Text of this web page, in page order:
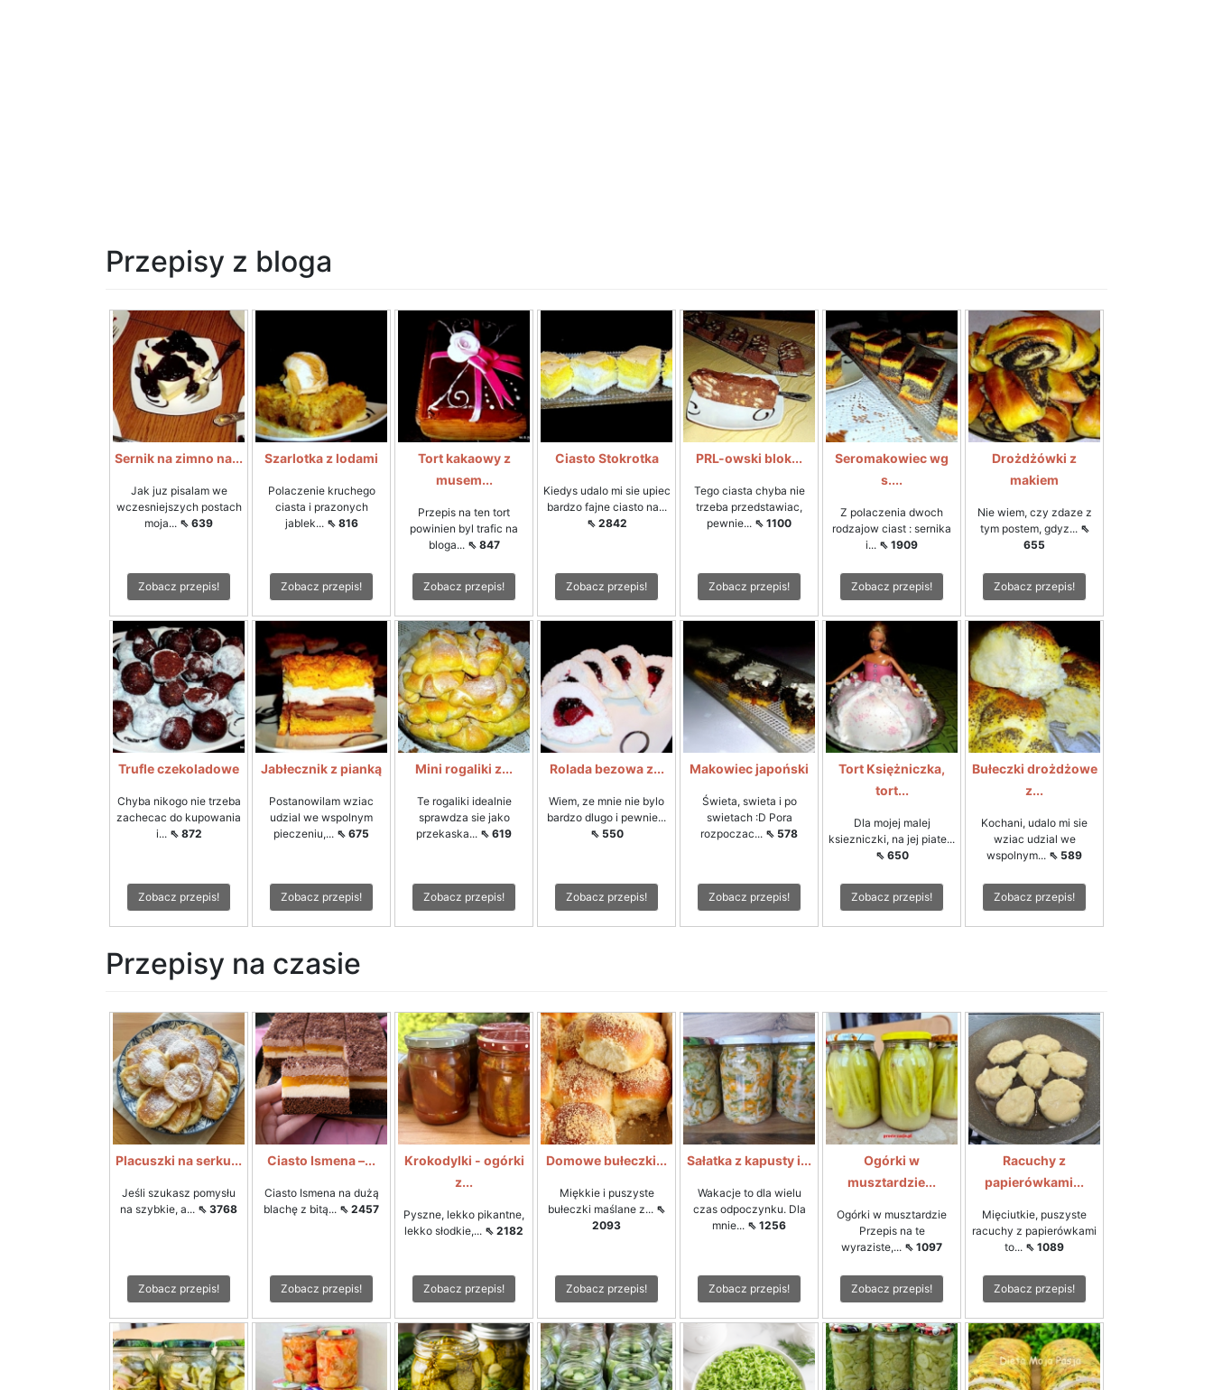
Przepisy z bloga
Sernik na zimno na...
Jak juz pisalam we
wczesniejszych postach
moja... ⇖ 639
Zobacz przepis!
Szarlotka z lodami
Polaczenie kruchego
ciasta i prazonych
jablek... ⇖ 816
Zobacz przepis!
Tort kakaowy z
musem...
Przepis na ten tort
powinien byl trafic na
bloga... ⇖ 847
Zobacz przepis!
Ciasto Stokrotka
Kiedys udalo mi sie upiec
bardzo fajne ciasto na...
⇖ 2842
Zobacz przepis!
PRL-owski blok...
Tego ciasta chyba nie
trzeba przedstawiac,
pewnie... ⇖ 1100
Zobacz przepis!
Seromakowiec wg
s....
Z polaczenia dwoch
rodzajow ciast : sernika
i... ⇖ 1909
Zobacz przepis!
Drożdżówki z
makiem
Nie wiem, czy zdaze z
tym postem, gdyz... ⇖
655
Zobacz przepis!
Trufle czekoladowe
Chyba nikogo nie trzeba
zachecac do kupowania
i... ⇖ 872
Zobacz przepis!
Jabłecznik z pianką
Postanowilam wziac
udzial we wspolnym
pieczeniu,... ⇖ 675
Zobacz przepis!
Mini rogaliki z...
Te rogaliki idealnie
sprawdza sie jako
przekaska... ⇖ 619
Zobacz przepis!
Rolada bezowa z...
Wiem, ze mnie nie bylo
bardzo dlugo i pewnie...
⇖ 550
Zobacz przepis!
Makowiec japoński
Świeta, swieta i po
swietach :D Pora
rozpoczac... ⇖ 578
Zobacz przepis!
Tort Księżniczka,
tort...
Dla mojej malej
ksiezniczki, na jej piate...
⇖ 650
Zobacz przepis!
Bułeczki drożdżowe
z...
Kochani, udalo mi sie
wziac udzial we
wspolnym... ⇖ 589
Zobacz przepis!
Przepisy na czasie
Placuszki na serku...
Jeśli szukasz pomysłu
na szybkie, a... ⇖ 3768
Zobacz przepis!
Ciasto Ismena –...
Ciasto Ismena na dużą
blachę z bitą... ⇖ 2457
Zobacz przepis!
Krokodylki - ogórki
z...
Pyszne, lekko pikantne,
lekko słodkie,... ⇖ 2182
Zobacz przepis!
Domowe bułeczki...
Miękkie i puszyste
bułeczki maślane z... ⇖
2093
Zobacz przepis!
Sałatka z kapusty i...
Wakacje to dla wielu
czas odpoczynku. Dla
mnie... ⇖ 1256
Zobacz przepis!
Ogórki w
musztardzie...
Ogórki w musztardzie
Przepis na te
wyraziste,... ⇖ 1097
Zobacz przepis!
Racuchy z
papierówkami...
Mięciutkie, puszyste
racuchy z papierówkami
to... ⇖ 1089
Zobacz przepis!